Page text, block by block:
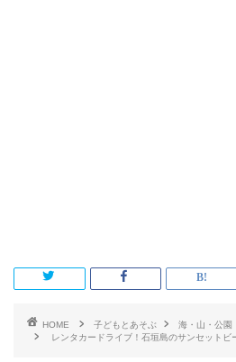
HOME 子どもとあそぶ
海・山・公園
レンタカードライブ！石垣島のサンセットビ